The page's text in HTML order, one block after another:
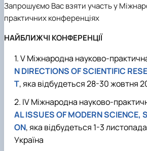
Запрошуємо Вас взяти участь у
практичних конференціях
НАЙБЛИЖЧІ КОНФЕРЕНЦІЇ
V Міжнародна науково-
N DIRECTIONS OF SCIENTIFIC
T, яка відбудеться 28-30 жовтня
IV Міжнародна науково-
AL ISSUES OF MODERN SCIENCE,
ON, яка відбудеться 1-3
Україна